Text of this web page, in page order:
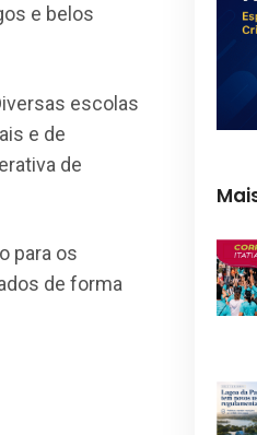
e belos
escolas
e de
de
para os
de forma